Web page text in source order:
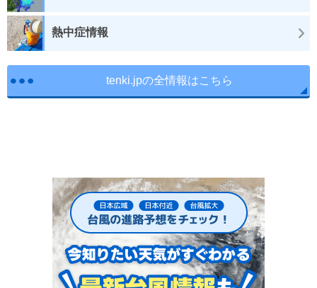
熱中症情報
tenki.jpの全情報はこちら